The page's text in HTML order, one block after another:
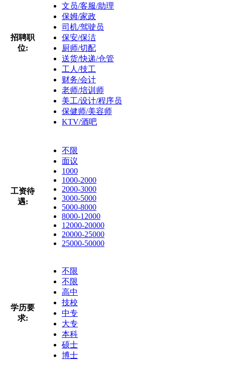
招聘职
位:
文员/客服/助理
保姆/家政
司机/驾驶员
保安/保洁
厨师/切配
送货/快递/仓管
工人/技工
财务/会计
老师/培训师
美工/设计/程序员
保健师/美容师
KTV/酒吧
工资待
遇:
不限
面议
1000
1000-2000
2000-3000
3000-5000
5000-8000
8000-12000
12000-20000
20000-25000
25000-50000
学历要
求:
不限
不限
高中
技校
中专
大专
本科
硕士
博士